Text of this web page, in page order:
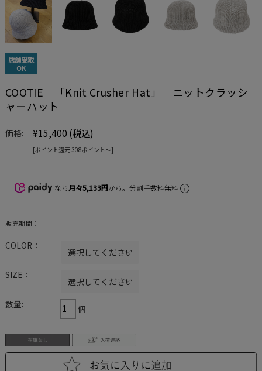
店舗受取
OK
COOTIE 「Knit Crusher Hat」 ニットクラッシ
ャーハット
価格: ¥15,400 (税込)
[ポイント還元 308ポイント〜]
なら月々5,133円から。分割手数料無料
販売期間：
COLOR：
SIZE：
数量: 個